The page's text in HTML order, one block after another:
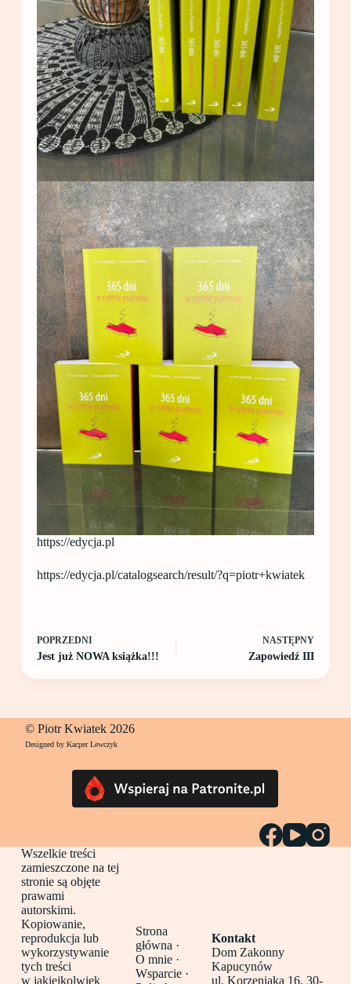
https://edycja.pl
https://edycja.pl/catalogsearch/result/?q=piotr+kwiatek
POPRZEDNI
Jest już NOWA książka!!!
NASTĘPNY
Zapowiedź III
© Piotr Kwiatek 2026
Designed by Kacper Lewczyk
Wszelkie treści
zamieszczone na tej
stronie są objęte
prawami
autorskimi.
Kopiowanie,
reprodukcja lub
wykorzystywanie
tych treści
w jakiejkolwiek
Strona
główna ·
O mnie ·
Wsparcie ·
Kontakt
Dom Zakonny
Kapucynów
ul. Korzeniaka 16, 30-